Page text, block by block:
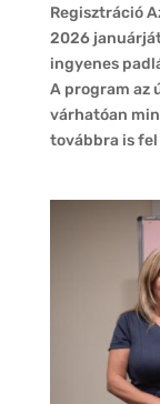
Regisztráció
2026
ingyenes
A program az
várhatóan
továbbra is fel